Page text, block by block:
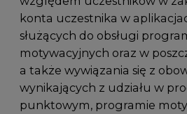
konta uczestnika w
służących do obsługi
motywacyjnych oraz w
a także wywiązania się z
wynikających z udziału w
punktowym, programie